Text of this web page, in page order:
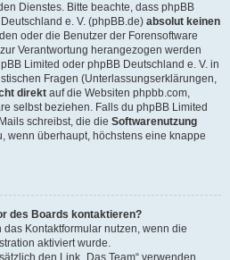
Dienstes. Bitte beachte, dass phpBB
e. V. (phpBB.de) absolut keinen
oder die Benutzer der Forensoftware
Verantwortung herangezogen werden
Limited oder phpBB Deutschland e. V. in
Fragen (Unterlassungserklärungen,
direkt auf die Websiten phpbb.com,
selbst beziehen. Falls du phpBB Limited
schreibst, die die Softwarenutzung
wenn überhaupt, höchstens eine knappe
des Boards kontaktieren?
Kontaktformular nutzen, wenn die
aktiviert wurde.
den Link „Das Team“ verwenden.